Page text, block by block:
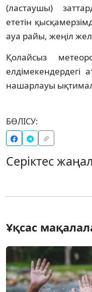
(ластаушы)
ететін
ауа райы, жеңіл
Қолайсыз
нашарлауы
БӨЛІСУ:
Серіктес
Ұқсас